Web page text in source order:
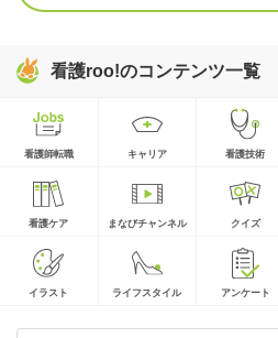
看護roo!のコンテンツ一覧
看護師転職 キャリア 看護技術
看護ケア まなびチャンネル クイズ
イラスト ライフスタイル アンケート